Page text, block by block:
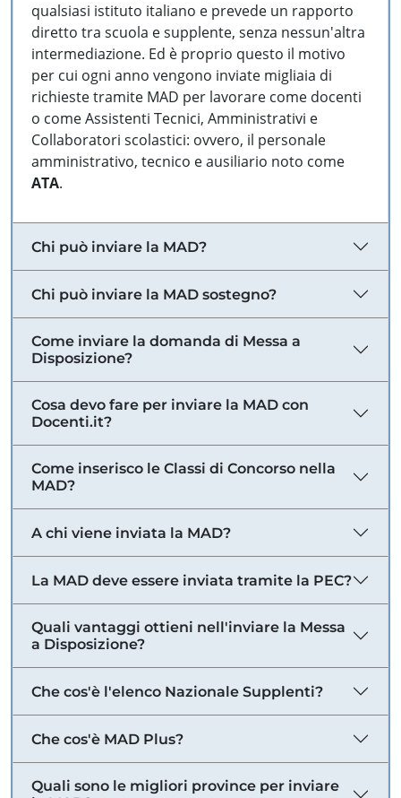
qualsiasi istituto italiano e prevede un rapporto
diretto tra scuola e supplente, senza nessun'altra
intermediazione. Ed è proprio questo il motivo
per cui ogni anno vengono inviate migliaia di
richieste tramite MAD per lavorare come docenti
o come Assistenti Tecnici, Amministrativi e
Collaboratori scolastici: ovvero, il personale
amministrativo, tecnico e ausiliario noto come
ATA.
Chi può inviare la MAD?
Chi può inviare la MAD sostegno?
Come inviare la domanda di Messa a
Disposizione?
Cosa devo fare per inviare la MAD con
Docenti.it?
Come inserisco le Classi di Concorso nella
MAD?
A chi viene inviata la MAD?
La MAD deve essere inviata tramite la PEC?
Quali vantaggi ottieni nell'inviare la Messa
a Disposizione?
Che cos'è l'elenco Nazionale Supplenti?
Che cos'è MAD Plus?
Quali sono le migliori province per inviare